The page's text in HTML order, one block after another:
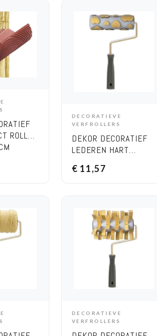
ROLLER
ADD TO CART
DECORATIEVE
VERFROLLERS
DEKOR DECORATIEF
LEDEREN HART
€ 11,57
ADD TO CART
DECORATIEVE
VERFROLLERS